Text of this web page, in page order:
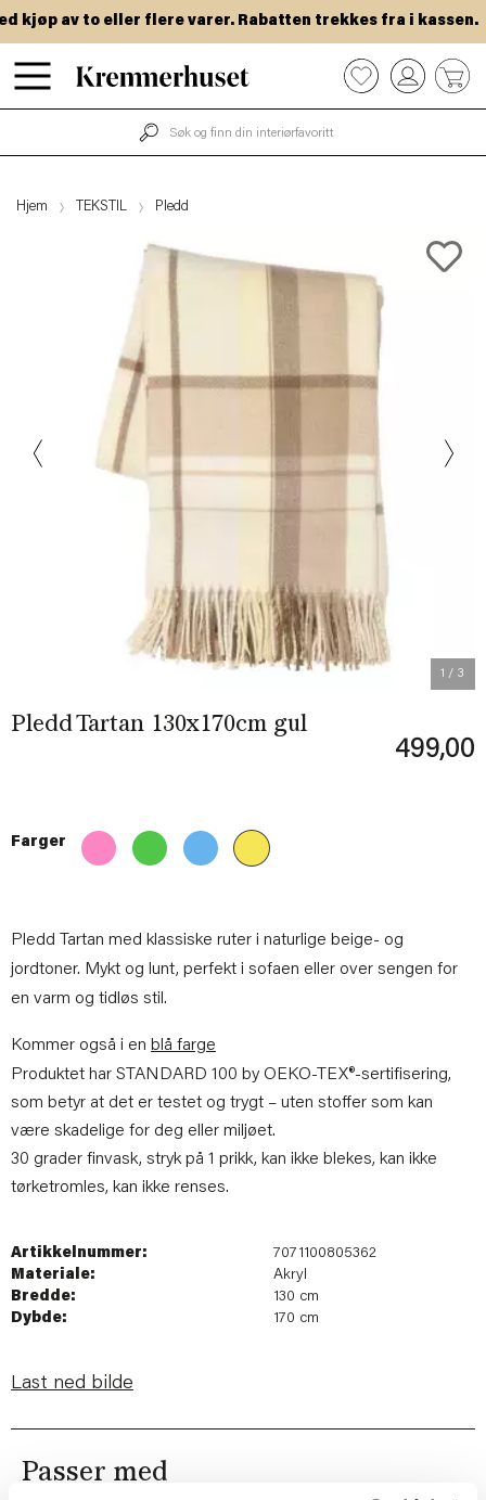
Hopp
til
kjøp av to eller flere varer. Rabatten trekkes fra i kassen.
0
Hjem TEKSTIL Pledd
1 / 3
Pledd Tartan 130x170cm gul
499,00
Farger
Pledd Tartan med klassiske ruter i naturlige beige- og
jordtoner. Mykt og lunt, perfekt i sofaen eller over sengen for
en varm og tidløs stil.
Kommer også i en blå farge
Produktet har STANDARD 100 by OEKO-TEX®-sertifisering,
som betyr at det er testet og trygt – uten stoffer som kan
være skadelige for deg eller miljøet.
30 grader finvask, stryk på 1 prikk, kan ikke blekes, kan ikke
tørketromles, kan ikke renses.
Artikkelnummer:
7071100805362
Materiale:
Akryl
Bredde:
130 cm
Dybde:
170 cm
Last ned bilde
Passer med